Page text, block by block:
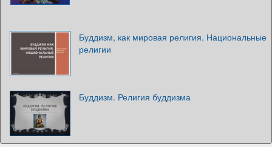
Буддизм, как мировая религия. Национальные
религии
Буддизм. Религия буддизма